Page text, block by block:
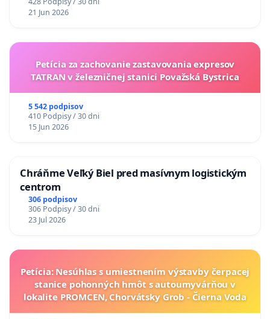
21 Jun 2026
Petícia za zachovanie zastavovania expresov
TATRAN v železničnej stanici Považská Bystrica
5 542 podpisov
410 Podpisy / 30 dni
15 Jun 2026
Chráňme Veľký Biel pred masívnym logistickým
centrom
306 podpisov
306 Podpisy / 30 dni
23 Jul 2026
Petícia: Nesúhlas s umiestnením výstavby čerpacej
stanice pohonných hmôt s autoumyvárňou v
lokalite PROMCEN, Chorvátsky Grob - Čierna Voda